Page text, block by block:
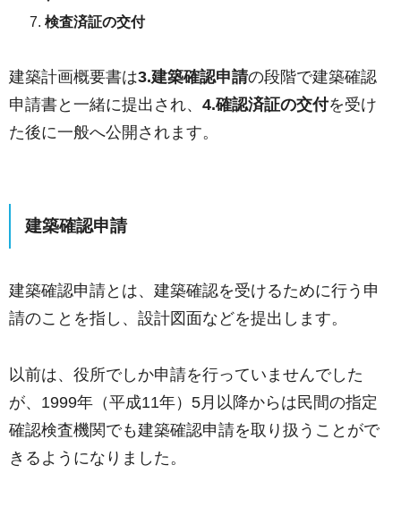
検査済証の交付
建築計画概要書は3.建築確認申請の段階で建築確認
申請書と一緒に提出され、 4.確認済証の交付を受け
た後に一般へ公開されます。
建築確認申請
建築確認申請とは、建築確認を受けるために行う申
請のことを指し、設計図面などを提出します。
以前は、役所でしか申請を行っていませんでした
が、1999年（平成11年）5月以降からは民間の指定
確認検査機関でも建築確認申請を取り扱うことがで
きるようになりました。